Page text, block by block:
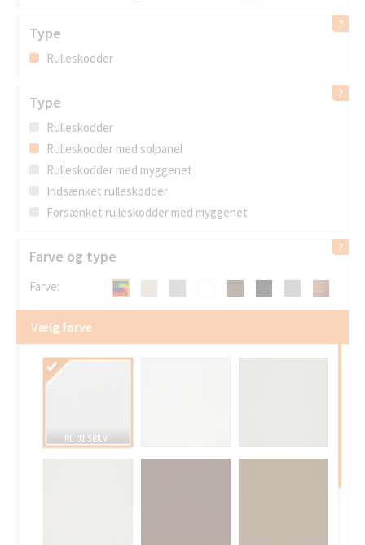
Type
Rulleskodder
Type
Rulleskodder
Rulleskodder med solpanel
Rulleskodder med myggenet
Indsænket rulleskodder
Forsænket rulleskodder med myggenet
Farve og type
Farve:
Vælg farve
RL 01 SØLV